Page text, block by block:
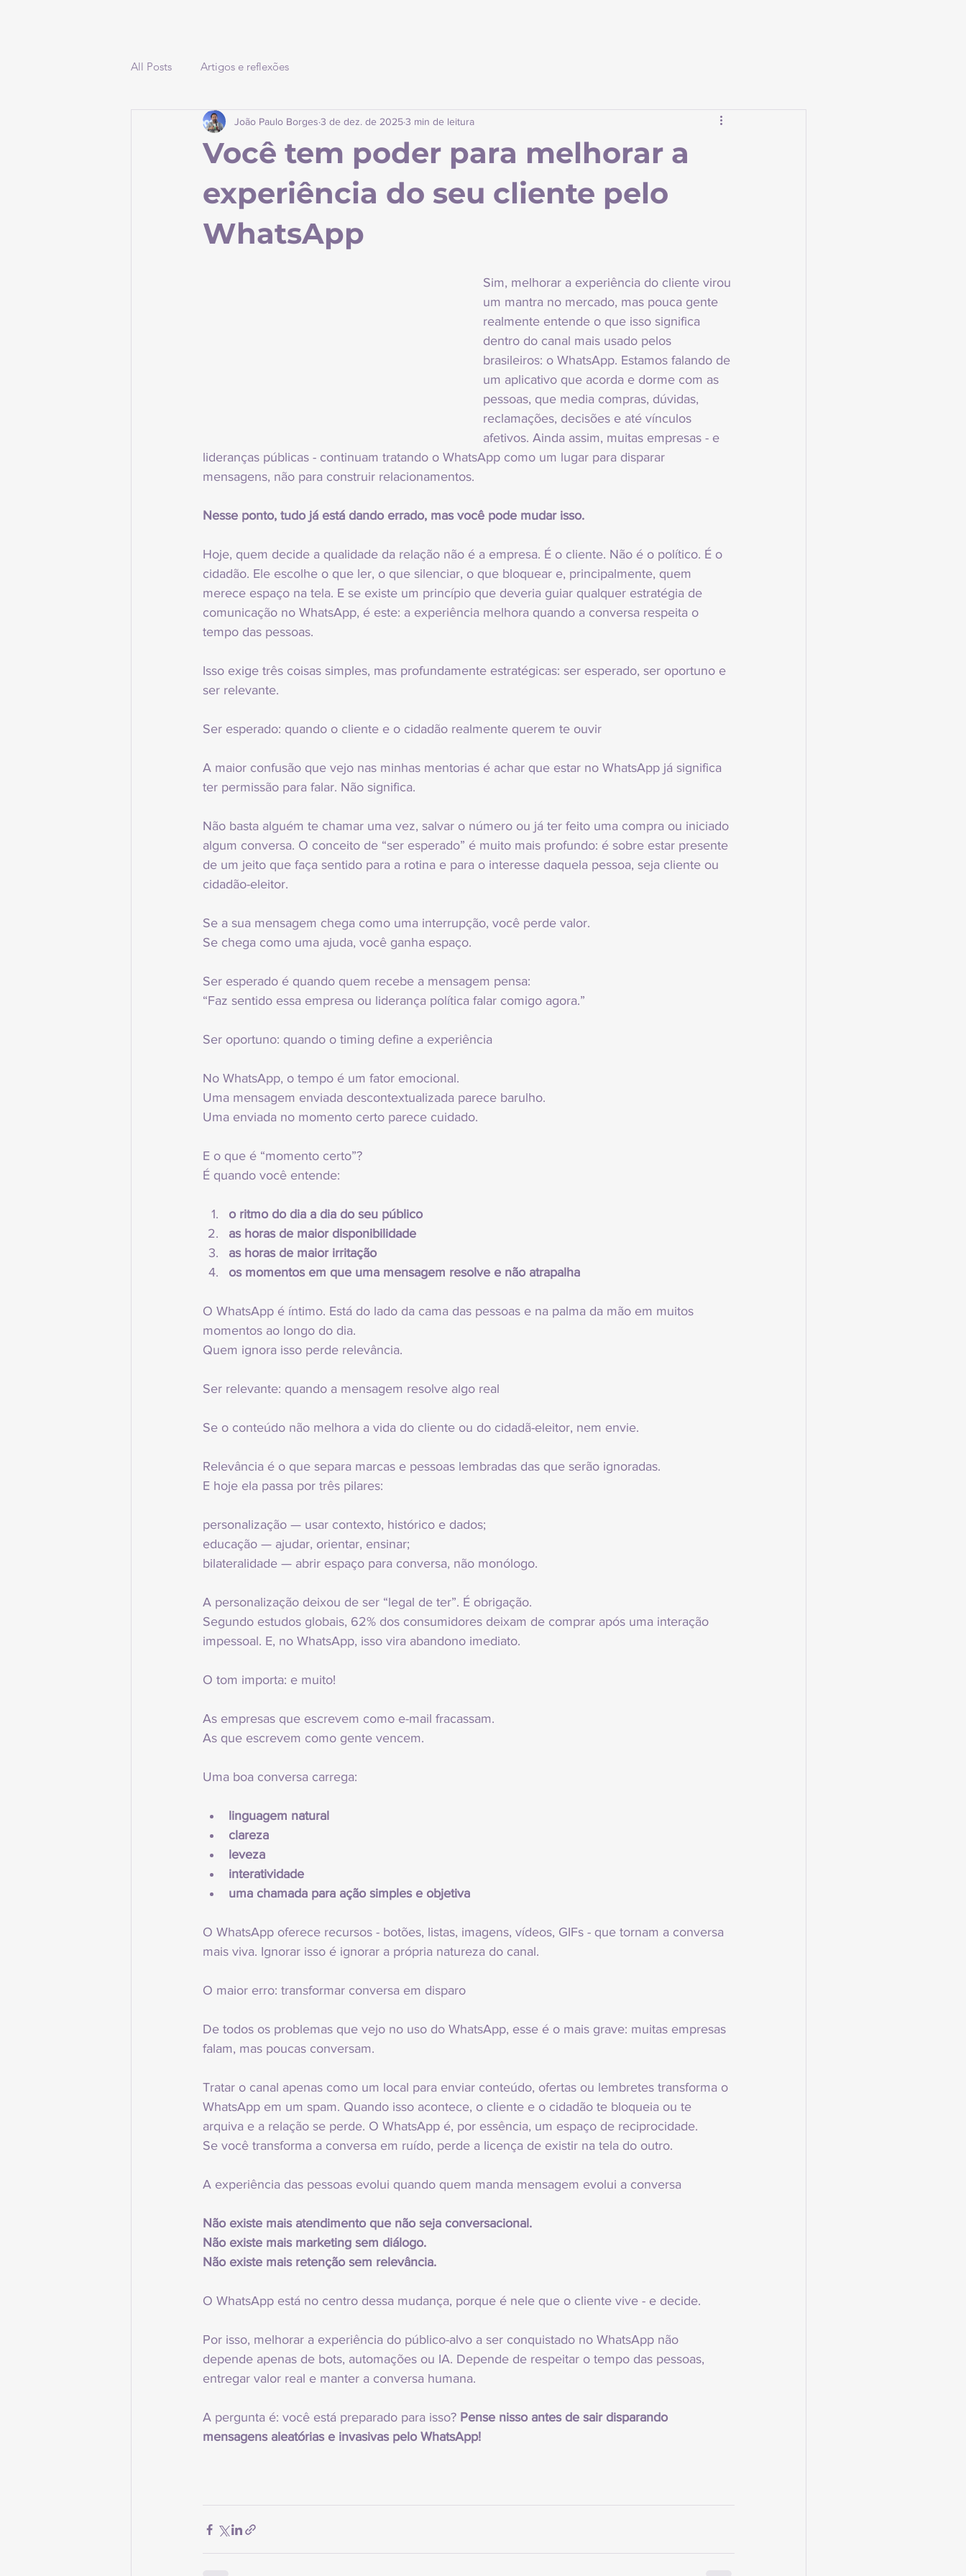
All Posts Artigos e reflexões
Você tem poder para melhorar a
experiência do seu cliente pelo
WhatsApp
João Paulo Borges 3 de dez. de 20253 min de leitura
Sim, melhorar a experiência do cliente virou
um mantra no mercado, mas pouca gente
realmente entende o que isso significa
dentro do canal mais usado pelos
brasileiros: o WhatsApp. Estamos falando de
um aplicativo que acorda e dorme com as
pessoas, que media compras, dúvidas,
reclamações, decisões e até vínculos
afetivos. Ainda assim, muitas empresas - e
lideranças públicas - continuam tratando o WhatsApp como um lugar para disparar
mensagens, não para construir relacionamentos.
Nesse ponto, tudo já está dando errado, mas você pode mudar isso.
Hoje, quem decide a qualidade da relação não é a empresa. É o cliente. Não é o político. É o
cidadão. Ele escolhe o que ler, o que silenciar, o que bloquear e, principalmente, quem
merece espaço na tela. E se existe um princípio que deveria guiar qualquer estratégia de
comunicação no WhatsApp, é este: a experiência melhora quando a conversa respeita o
tempo das pessoas.
Isso exige três coisas simples, mas profundamente estratégicas: ser esperado, ser oportuno e
ser relevante.
Ser esperado: quando o cliente e o cidadão realmente querem te ouvir
A maior confusão que vejo nas minhas mentorias é achar que estar no WhatsApp já significa
ter permissão para falar. Não significa.
Não basta alguém te chamar uma vez, salvar o número ou já ter feito uma compra ou iniciado
algum conversa. O conceito de “ser esperado” é muito mais profundo: é sobre estar presente
de um jeito que faça sentido para a rotina e para o interesse daquela pessoa, seja cliente ou
cidadão-eleitor.
Se a sua mensagem chega como uma interrupção, você perde valor.
Se chega como uma ajuda, você ganha espaço.
Ser esperado é quando quem recebe a mensagem pensa:
“Faz sentido essa empresa ou liderança política falar comigo agora.”
Ser oportuno: quando o timing define a experiência
No WhatsApp, o tempo é um fator emocional.
Uma mensagem enviada descontextualizada parece barulho.
Uma enviada no momento certo parece cuidado.
E o que é “momento certo”?
É quando você entende:
o ritmo do dia a dia do seu público
as horas de maior disponibilidade
as horas de maior irritação
os momentos em que uma mensagem resolve e não atrapalha
O WhatsApp é íntimo. Está do lado da cama das pessoas e na palma da mão em muitos
momentos ao longo do dia.
Quem ignora isso perde relevância.
Ser relevante: quando a mensagem resolve algo real
Se o conteúdo não melhora a vida do cliente ou do cidadã-eleitor, nem envie.
Relevância é o que separa marcas e pessoas lembradas das que serão ignoradas.
E hoje ela passa por três pilares:
personalização — usar contexto, histórico e dados;
educação — ajudar, orientar, ensinar;
bilateralidade — abrir espaço para conversa, não monólogo.
A personalização deixou de ser “legal de ter”. É obrigação.
Segundo estudos globais, 62% dos consumidores deixam de comprar após uma interação
impessoal. E, no WhatsApp, isso vira abandono imediato.
O tom importa: e muito!
As empresas que escrevem como e-mail fracassam.
As que escrevem como gente vencem.
Uma boa conversa carrega:
linguagem natural
clareza
leveza
interatividade
uma chamada para ação simples e objetiva
O WhatsApp oferece recursos - botões, listas, imagens, vídeos, GIFs - que tornam a conversa
mais viva. Ignorar isso é ignorar a própria natureza do canal.
O maior erro: transformar conversa em disparo
De todos os problemas que vejo no uso do WhatsApp, esse é o mais grave: muitas empresas
falam, mas poucas conversam.
Tratar o canal apenas como um local para enviar conteúdo, ofertas ou lembretes transforma o
WhatsApp em um spam. Quando isso acontece, o cliente e o cidadão te bloqueia ou te
arquiva e a relação se perde. O WhatsApp é, por essência, um espaço de reciprocidade.
Se você transforma a conversa em ruído, perde a licença de existir na tela do outro.
A experiência das pessoas evolui quando quem manda mensagem evolui a conversa
Não existe mais atendimento que não seja conversacional.
Não existe mais marketing sem diálogo.
Não existe mais retenção sem relevância.
O WhatsApp está no centro dessa mudança, porque é nele que o cliente vive - e decide.
Por isso, melhorar a experiência do público-alvo a ser conquistado no WhatsApp não
depende apenas de bots, automações ou IA. Depende de respeitar o tempo das pessoas,
entregar valor real e manter a conversa humana.
A pergunta é: você está preparado para isso? Pense nisso antes de sair disparando
mensagens aleatórias e invasivas pelo WhatsApp!